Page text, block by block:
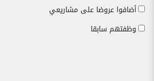
أضافوا عروضا على مشاريعي
وظفتهم سابقا